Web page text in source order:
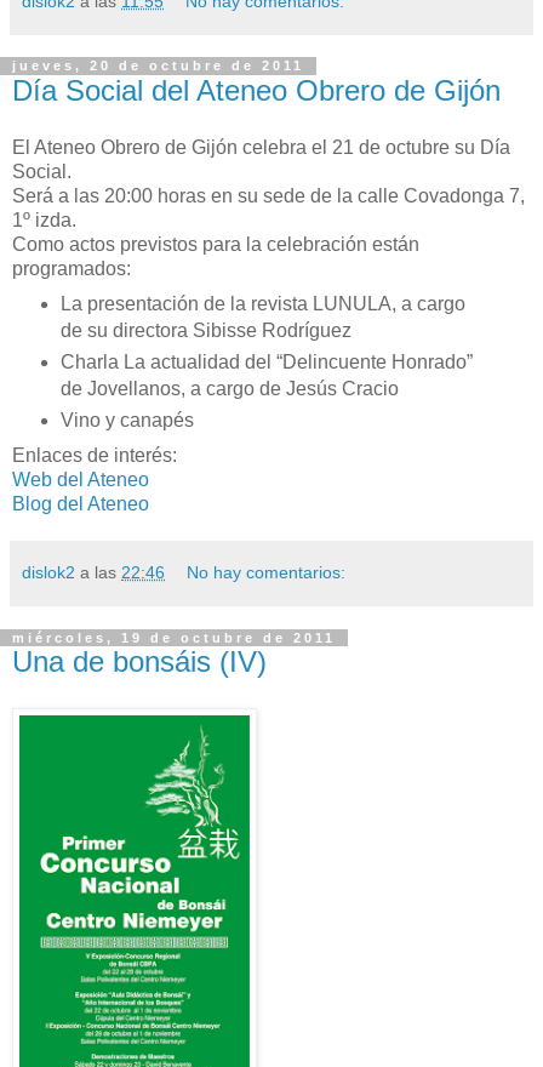
jueves, 20 de octubre de 2011
Día Social del Ateneo Obrero de Gijón
El Ateneo Obrero de Gijón celebra el 21 de octubre su Día
Social.
Será a las 20:00 horas en su sede de la calle Covadonga 7,
1º izda.
Como actos previstos para la celebración están
programados:
La presentación de la revista LUNULA, a cargo
de su directora Sibisse Rodríguez
Charla La actualidad del “Delincuente Honrado”
de Jovellanos, a cargo de Jesús Cracio
Vino y canapés
Enlaces de interés:
Web del Ateneo
Blog del Ateneo
dislok2 a las 22:46 No hay comentarios:
miércoles, 19 de octubre de 2011
Una de bonsáis (IV)